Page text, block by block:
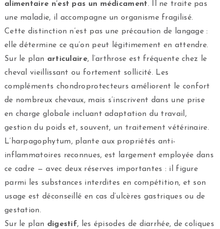
alimentaire n’est pas un médicament. Il ne traite pas
une maladie, il accompagne un organisme fragilisé.
Cette distinction n’est pas une précaution de langage :
elle détermine ce qu’on peut légitimement en attendre.
Sur le plan articulaire, l’arthrose est fréquente chez le
cheval vieillissant ou fortement sollicité. Les
compléments chondroprotecteurs améliorent le confort
de nombreux chevaux, mais s’inscrivent dans une prise
en charge globale incluant adaptation du travail,
gestion du poids et, souvent, un traitement vétérinaire.
L’harpagophytum, plante aux propriétés anti-
inflammatoires reconnues, est largement employée dans
ce cadre — avec deux réserves importantes : il figure
parmi les substances interdites en compétition, et son
usage est déconseillé en cas d’ulcères gastriques ou de
gestation.
Sur le plan digestif, les épisodes de diarrhée, de coliques